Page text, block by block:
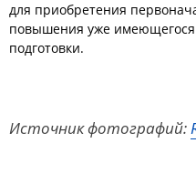
для приобретения
повышения уже имеющегося
подготовки.
Источник фотографий: